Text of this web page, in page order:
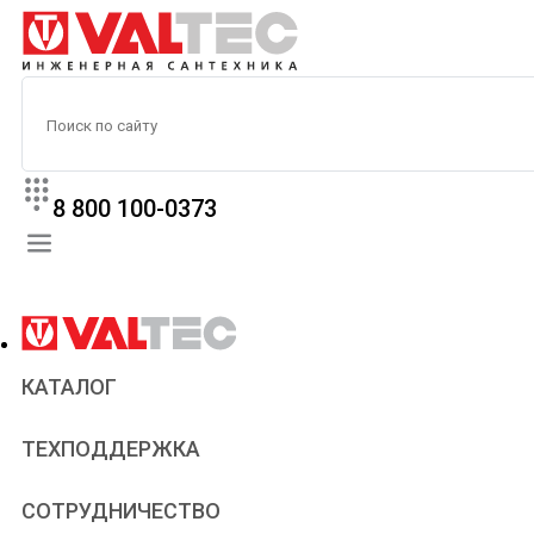
8 800 100-0373
КАТАЛОГ
ТЕХПОДДЕРЖКА
Паспорта и сертификаты
Статьи
СОТРУДНИЧЕСТВО
Сантехникам